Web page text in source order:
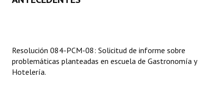
Resolución 084-PCM-08: Solicitud de informe sobre
problemáticas planteadas en escuela de Gastronomía y
Hotelería.